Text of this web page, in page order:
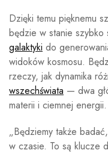
Dzięki temu pięknemu
będzie w stanie
galaktyki do
widoków kosmosu.
rzeczy, jak dynamika
wszechświata — dwa
materii i ciemnej energii.
„Będziemy także
w czasie. To są klucze